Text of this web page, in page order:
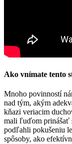
Ako vnímate tento
Mnoho povinností
nad tým, akým
kňazi veriacim
mali ľuďom prinášať
podľahli pokušeniu
spôsoby, ako